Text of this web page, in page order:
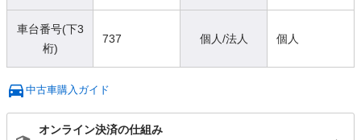
車台番号(下3
桁)
737 個人/法人 個人
中古車購入ガイド
オンライン決済の仕組み